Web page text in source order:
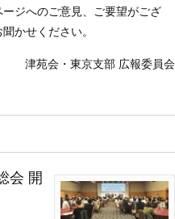
ージへのご意見、ご要望がござ
かせください。
津苑会・東京支部 広報委員会
会 開